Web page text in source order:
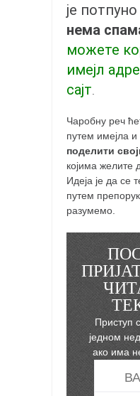
је потпуно
нема
можете
имејл
сајт
Чаробну реч
путем имејла
поделити
којима желите
Идеја је да се
путем
разумемо.
Приступ
једном
ако има